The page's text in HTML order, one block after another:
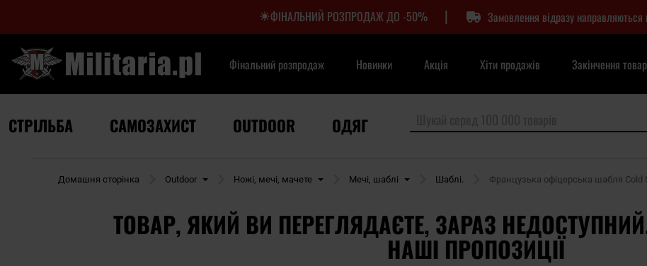
ФІНАЛЬНИЙ РОЗПРОДАЖ ДО -50% | Замовлення відразу направляються
Фінальний розпродаж Новинки Акція Хіти продажів Закінчення
СТРІЛЬБА САМОЗАХИСТ OUTDOOR ОДЯГ
Домашня сторінка Outdoor Ножі, мечі, мачете Мечі, шаблі Шаблі. Французька офіцерська шабля Cold
ТОВАР, ЯКИЙ ВИ ПЕРЕГЛЯДАЄТЕ, ЗАРАЗ
НАШІ ПРОПОЗИЦІЇ